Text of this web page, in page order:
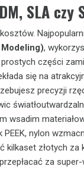
SLA czy
,
części
się na
precyzji
wsadim
PEEK, nylon
kilkaset złotych za
za super-